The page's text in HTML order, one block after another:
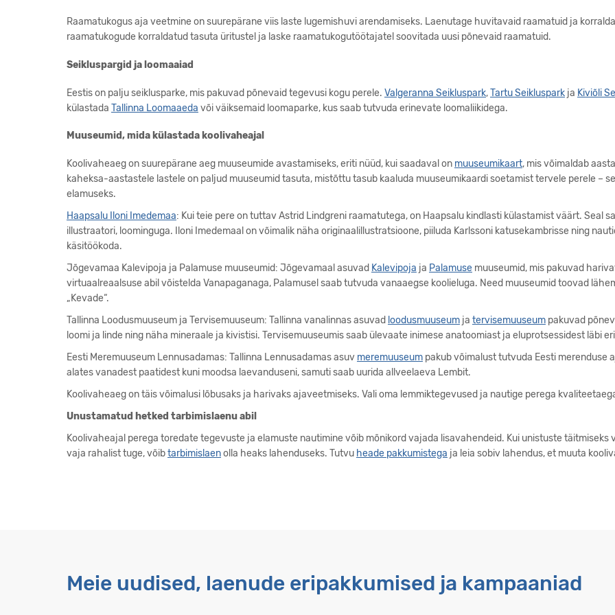
Raamatukogus aja veetmine on suurepärane viis laste lugemishuvi arendamiseks. Laenutage huvitavaid raamatuid ja
raamatukogude korraldatud tasuta üritustel ja laske raamatukogutöötajatel soovitada uusi põnevaid raamatuid.
Seikluspargid ja loomaaiad
Eestis on palju seiklusparke, mis pakuvad põnevaid tegevusi kogu perele. Valgeranna Seikluspark,Tartu Seikluspark ja Kiviõli
külastada Tallinna Loomaaeda või väiksemaid loomaparke, kus saab tutvuda erinevate loomaliikidega.
Muuseumid, mida külastada koolivaheajal
Koolivaheaeg on suurepärane aeg muuseumide avastamiseks, eriti nüüd, kui saadaval on muuseumikaart, mis võimaldab
kaheksa-aastastele lastele on paljud muuseumid tasuta, mistõttu tasub kaaluda muuseumikaardi soetamist tervele perele –
elamuseks.
Haapsalu Iloni Imedemaa: Kui teie pere on tuttav Astrid Lindgreni raamatutega, on Haapsalu kindlasti külastamist väärt. Seal
illustraatori, loominguga. Iloni Imedemaal on võimalik näha originaalillustratsioone, piiluda Karlssoni katusekambrisse ning
käsitöökoda.
Jõgevamaa Kalevipoja ja Palamuse muuseumid: Jõgevamaal asuvad Kalevipoja ja Palamuse muuseumid, mis pakuvad
virtuaalreaalsuse abil võistelda Vanapaganaga, Palamusel saab tutvuda vanaaegse koolieluga. Need muuseumid toovad
„Kevade“.
Tallinna Loodusmuuseum ja Tervisemuuseum: Tallinna vanalinnas asuvad loodusmuuseum ja tervisemuuseum pakuvad
loomi ja linde ning näha mineraale ja kivistisi. Tervisemuuseumis saab ülevaate inimese anatoomiast ja eluprotsessidest läbi
Eesti Meremuuseum Lennusadamas: Tallinna Lennusadamas asuv meremuuseum pakub võimalust tutvuda Eesti merenduse
alates vanadest paatidest kuni moodsa laevanduseni, samuti saab uurida allveelaeva Lembit.
Koolivaheaeg on täis võimalusi lõbusaks ja harivaks ajaveetmiseks. Vali oma lemmiktegevused ja nautige perega
Unustamatud hetked tarbimislaenu abil
Koolivaheajal perega toredate tegevuste ja elamuste nautimine võib mõnikord vajada lisavahendeid. Kui unistuste
vaja rahalist tuge, võibtarbimislaenolla heaks lahenduseks. Tutvu heade pakkumistega ja leia sobiv lahendus, et muuta
Meie uudised, laenude eripakkumised ja kampaaniad